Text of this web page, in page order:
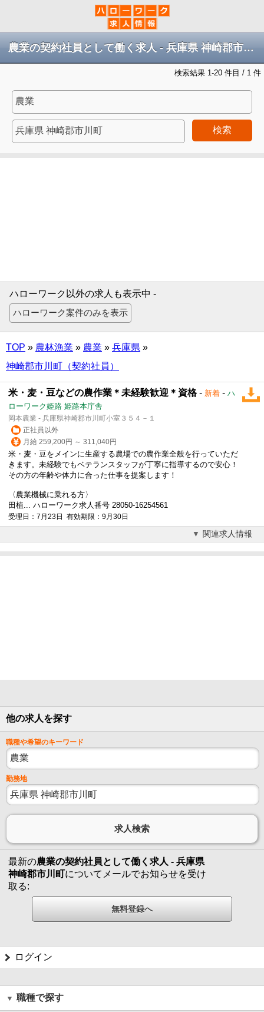
農業の契約社員として働く求人 - 兵庫県 神崎郡市川町
検索結果 1-20 件目 / 1 件
検索
ハローワーク以外の求人も表示中 -
TOP » 農林漁業 » 農業 » 兵庫県 »
神崎郡市川町（契約社員）
米・麦・豆などの農作業＊未経験歓迎＊資格- 新着 - ハ
ローワーク姫路 姫路本庁舎
岡本農業 - 兵庫県神崎郡市川町小室３５４－１
正社員以外
月給 259,200円 ～ 311,040円
米・麦・豆をメインに生産する農場での農作業全般を行っていただ
きます。未経験でもベテランスタッフが丁寧に指導するので安心！
その方の年齢や体力に合った仕事を提案します！
〈 農業機械に乗れる方〉
田植... ハローワーク求人番号 28050-16254561
受理日：7月23日 有効期限：9月30日
関連求人情報
他の求人を探す
職種や希望のキーワード
勤務地
最新の農業の契約社員として働く求人 - 兵庫県
神崎郡市川町についてメールでお知らせを受け
取る:
ログイン
職種で探す